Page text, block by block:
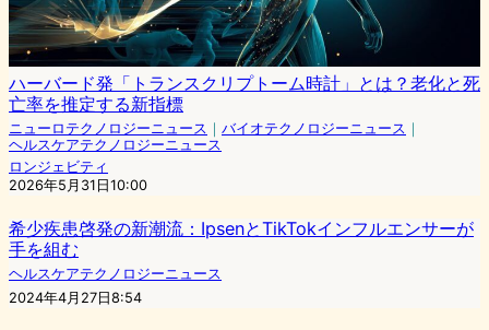
ハーバード発「トランスクリプトーム時計」とは？老化と死
亡率を推定する新指標
ニューロテクノロジーニュース ｜ バイオテクノロジーニュース ｜
ヘルスケアテクノロジーニュース
ロンジェビティ
2026年5月31日10:00
希少疾患啓発の新潮流：IpsenとTikTokインフルエンサーが
手を組む
ヘルスケアテクノロジーニュース
2024年4月27日8:54